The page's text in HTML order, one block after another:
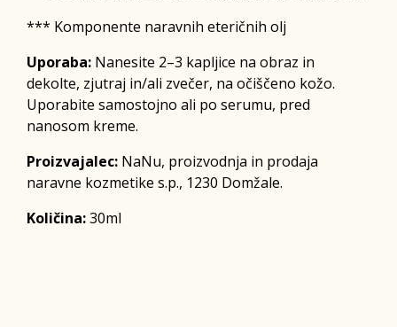
*** Komponente naravnih eteričnih olj
Uporaba: Nanesite 2–3 kapljice na obraz in
dekolte, zjutraj in/ali zvečer, na očiščeno kožo.
Uporabite samostojno ali po serumu, pred
nanosom kreme.
Proizvajalec: NaNu, proizvodnja in prodaja
naravne kozmetike s.p., 1230 Domžale.
Količina:30ml